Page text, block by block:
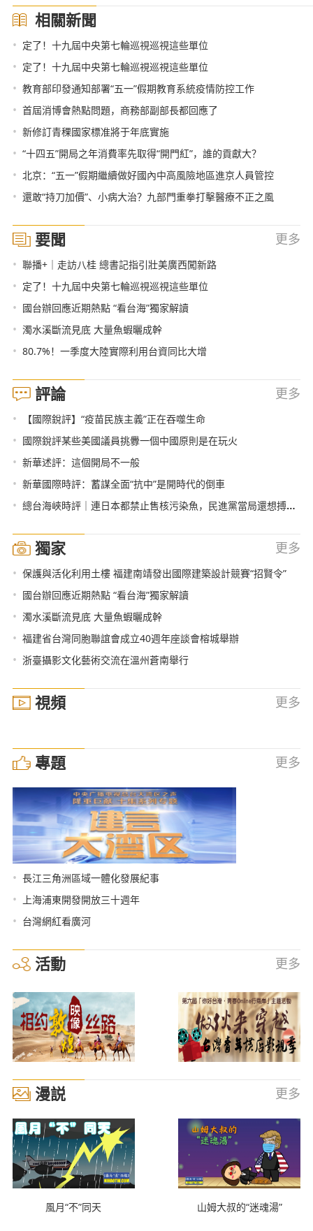
相關新聞
• 定了！十九屆中央第七輪巡視巡視這些單位
• 定了！十九屆中央第七輪巡視巡視這些單位
• 教育部印發通知部署“五一”假期教育系統疫情防控工作
• 首屆消博會熱點問題，商務部副部長都回應了
• 新修訂青稞國家標准將于年底實施
• “十四五”開局之年消費率先取得“開門紅”，誰的貢獻大？
• 北京：“五一”假期繼續做好國內中高風險地區進京人員管控
• 還敢“持刀加價”、小病大治？九部門重拳打擊醫療不正之風
要聞 更多
• 聯播+｜走訪八桂 總書記指引壯美廣西闖新路
• 定了！十九屆中央第七輪巡視巡視這些單位
• 國台辦回應近期熱點 “看台海”獨家解讀
• 濁水溪斷流見底 大量魚蝦曬成幹
• 80.7%！一季度大陸實際利用台資同比大增
評論 更多
• 【國際銳評】“疫苗民族主義”正在吞噬生命
• 國際銳評某些美國議員挑釁一個中國原則是在玩火
• 新華述評：這個開局不一般
• 新華國際時評：蓄謀全面“抗中”是開時代的倒車
• 總台海峽時評｜連日本都禁止售核污染魚，民進黨當局還想搏命獻媚？
獨家 更多
• 保護與活化利用土樓 福建南靖發出國際建築設計競賽“招賢令”
• 國台辦回應近期熱點 “看台海”獨家解讀
• 濁水溪斷流見底 大量魚蝦曬成幹
• 福建省台灣同胞聯誼會成立40週年座談會榕城舉辦
• 浙臺攝影文化藝術交流在溫州蒼南舉行
視頻 更多
專題 更多
• 長江三角洲區域一體化發展紀事
• 上海浦東開發開放三十週年
• 台灣網紅看廣河
活動 更多
漫説 更多
風月“不”同天 山姆大叔的“迷魂湯”